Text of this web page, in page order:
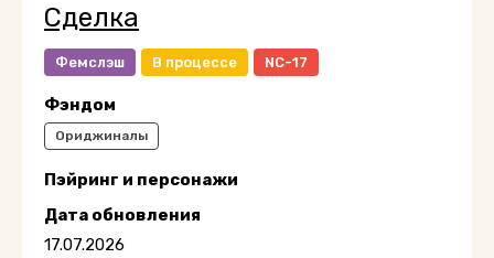
Сделка
Фемслэш В процессе NC-17
Фэндом
Ориджиналы
Пэйринг и персонажи
Дата обновления
17.07.2026